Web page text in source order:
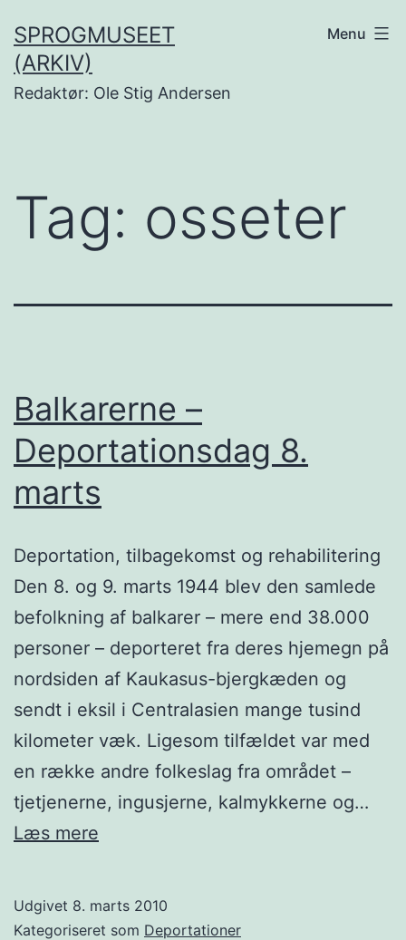
til
indhold
SPROGMUSEET
(ARKIV)
Redaktør: Ole Stig Andersen
Menu
Tag: osseter
Balkarerne –
Deportationsdag 8.
marts
Deportation, tilbagekomst og rehabilitering
Den 8. og 9. marts 1944 blev den samlede
befolkning af balkarer – mere end 38.000
personer – deporteret fra deres hjemegn på
nordsiden af Kaukasus-bjergkæden og
sendt i eksil i Centralasien mange tusind
kilometer væk. Ligesom tilfældet var med
en række andre folkeslag fra området –
tjetjenerne, ingusjerne, kalmykkerne og…
Læs mere
8.
Udgivet 8. marts 2010
Kategoriseret som Deportationer